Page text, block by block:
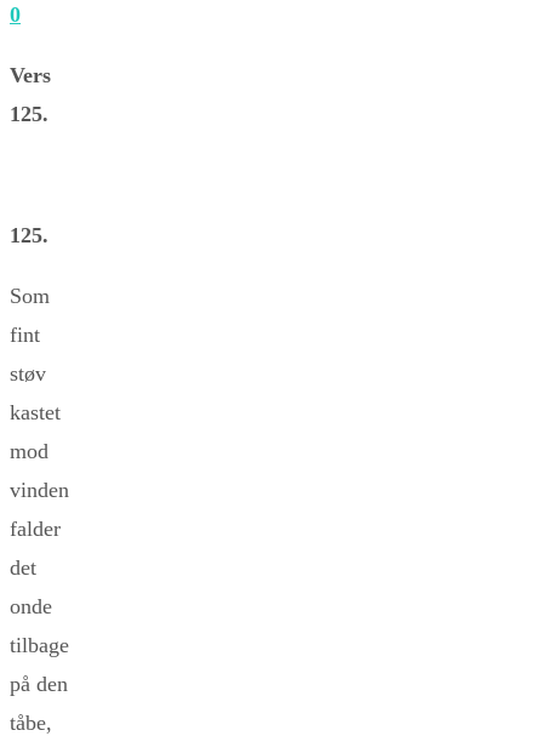
0
Vers
125.
125.
Som
fint
støv
kastet
mod
vinden
falder
det
onde
tilbage
på den
tåbe,